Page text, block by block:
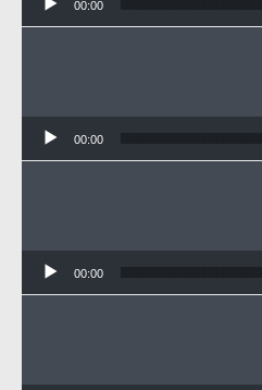
00:00
00:00
00:00